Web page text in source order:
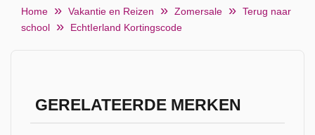
Home Vakantie en Reizen Zomersale
Terug naar
school
EchtIerland Kortingscode
GERELATEERDE MERKEN